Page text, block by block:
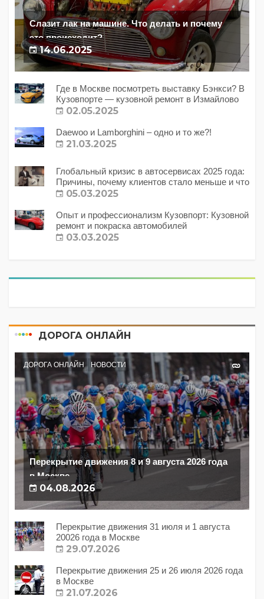
Слазит лак на машине. Что делать и почему
это происходит?
14.06.2025
Где в Москве посмотреть выставку Бэнкси? В
Кузовпорте — кузовной ремонт в Измайлово
02.05.2025
Daewoo и Lamborghini – одно и то же?!
21.03.2025
Глобальный кризис в автосервисах 2025 года:
Причины, почему клиентов стало меньше и что
с этим делать?
05.03.2025
Опыт и профессионализм Кузовпорт: Кузовной
ремонт и покраска автомобилей
03.03.2025
ДОРОГА ОНЛАЙН
ДОРОГА ОНЛАЙН НОВОСТИ
Перекрытие движения 8 и 9 августа 2026 года
в Москве
04.08.2026
Перекрытие движения 31 июля и 1 августа
20026 года в Москве
29.07.2026
Перекрытие движения 25 и 26 июля 2026 года
в Москве
21.07.2026